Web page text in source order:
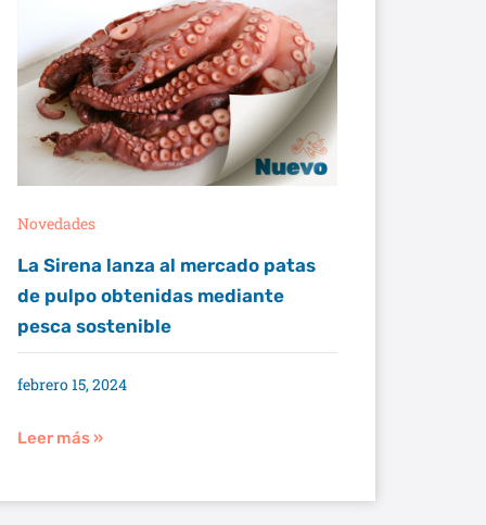
Novedades
La Sirena lanza al mercado patas
de pulpo obtenidas mediante
pesca sostenible
febrero 15, 2024
Leer más »